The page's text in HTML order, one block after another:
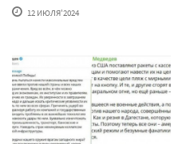
12 ИЮЛЯ'2024